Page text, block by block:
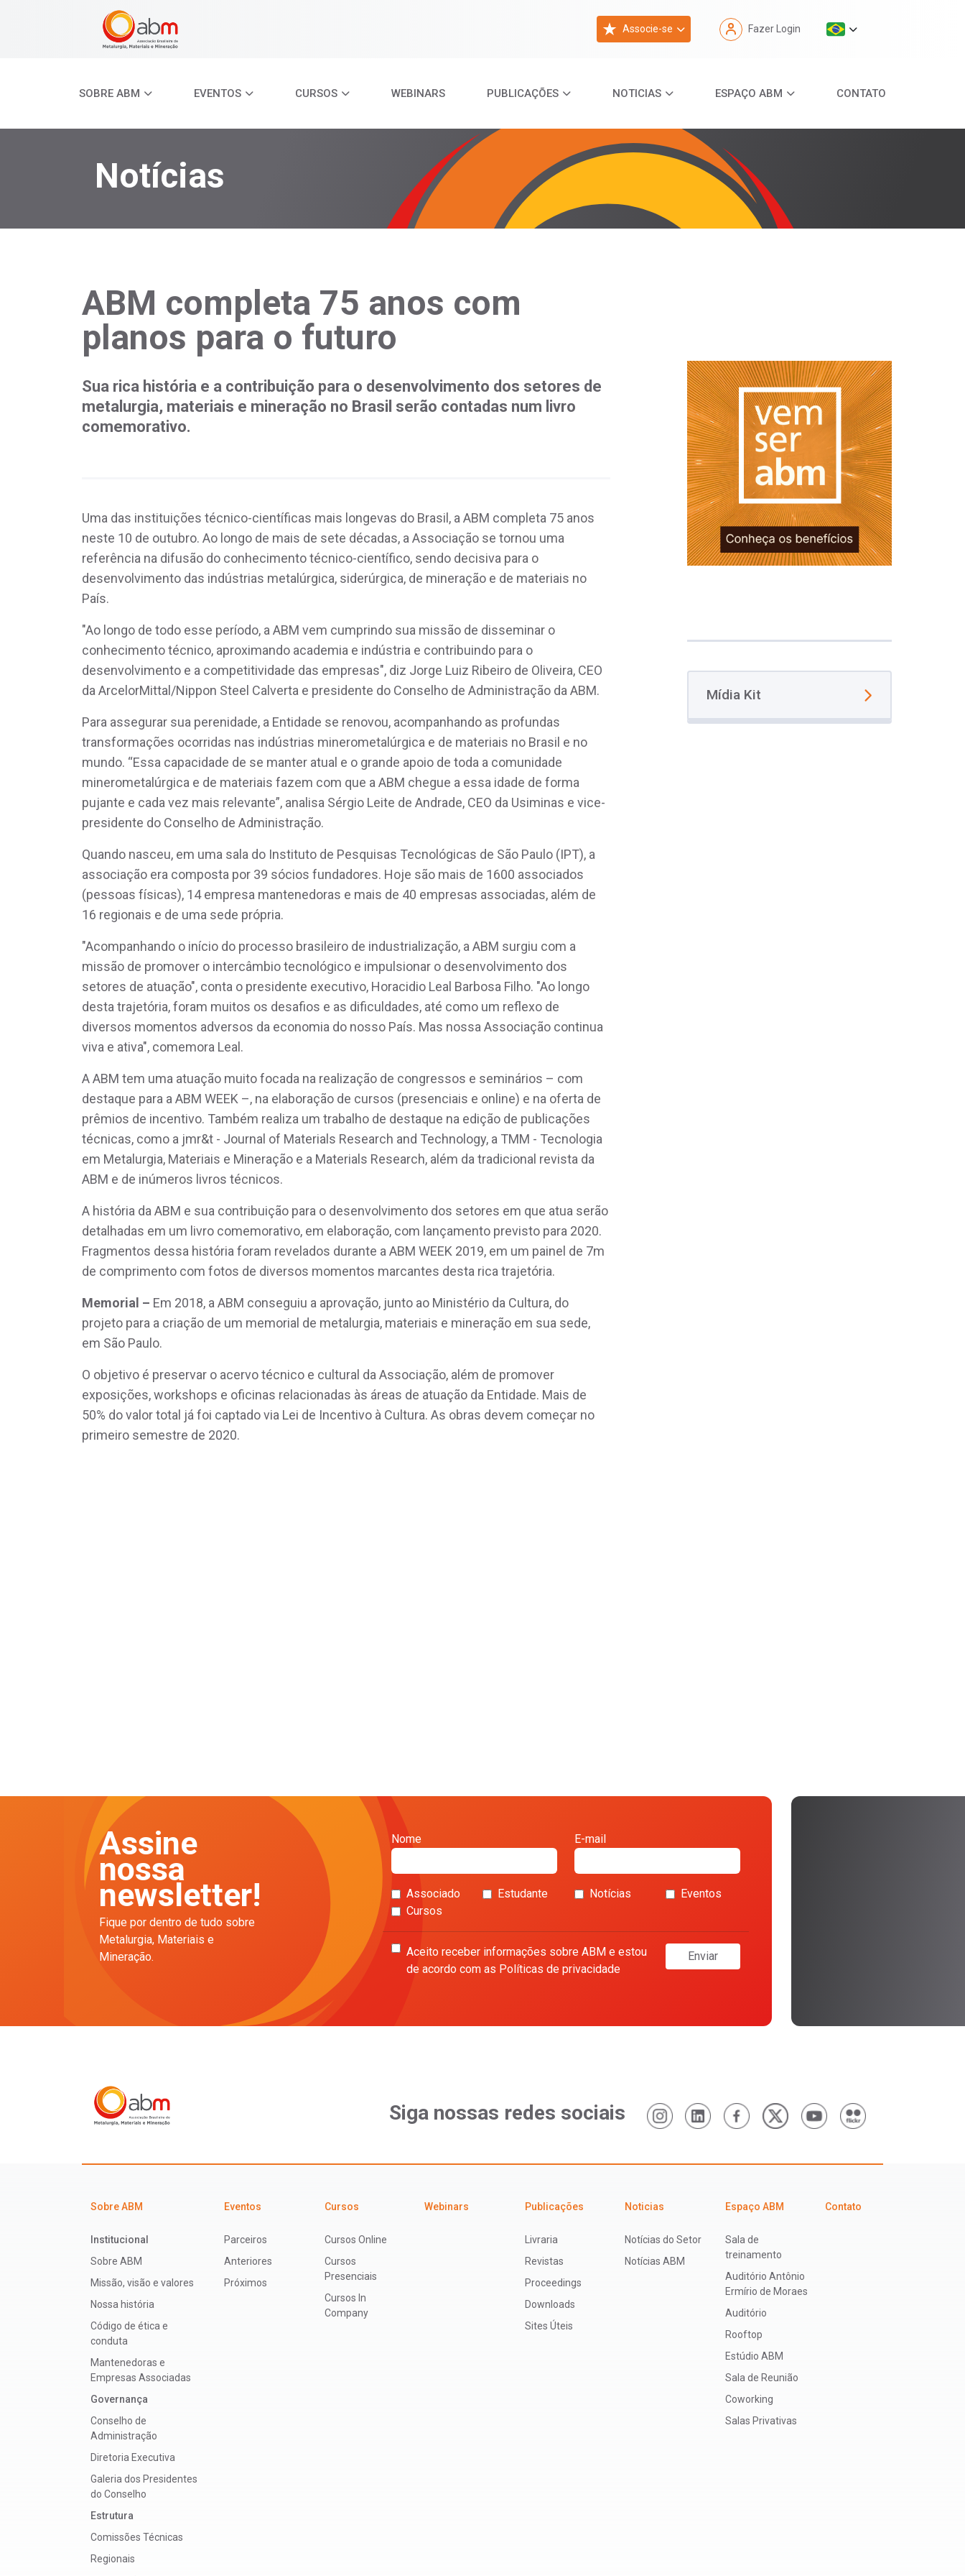
Associe-se Fazer Login
SOBRE ABM EVENTOS CURSOS WEBINARS PUBLICAÇÕES NOTICIAS ESPAÇO ABM CONTATO
Notícias
ABM completa 75 anos com
planos para o futuro
Sua rica história e a contribuição para o desenvolvimento dos setores de
metalurgia, materiais e mineração no Brasil serão contadas num livro
comemorativo.
Uma das instituições técnico-científicas mais longevas do Brasil, a ABM completa 75 anos
neste 10 de outubro. Ao longo de mais de sete décadas, a Associação se tornou uma
referência na difusão do conhecimento técnico-científico, sendo decisiva para o
desenvolvimento das indústrias metalúrgica, siderúrgica, de mineração e de materiais no
País.
"Ao longo de todo esse período, a ABM vem cumprindo sua missão de disseminar o
conhecimento técnico, aproximando academia e indústria e contribuindo para o
desenvolvimento e a competitividade das empresas", diz Jorge Luiz Ribeiro de Oliveira, CEO
da ArcelorMittal/Nippon Steel Calverta e presidente do Conselho de Administração da ABM.
Para assegurar sua perenidade, a Entidade se renovou, acompanhando as profundas
transformações ocorridas nas indústrias minerometalúrgica e de materiais no Brasil e no
mundo. “Essa capacidade de se manter atual e o grande apoio de toda a comunidade
minerometalúrgica e de materiais fazem com que a ABM chegue a essa idade de forma
pujante e cada vez mais relevante”, analisa Sérgio Leite de Andrade, CEO da Usiminas e vice-
presidente do Conselho de Administração.
Quando nasceu, em uma sala do Instituto de Pesquisas Tecnológicas de São Paulo (IPT), a
associação era composta por 39 sócios fundadores. Hoje são mais de 1600 associados
(pessoas físicas), 14 empresa mantenedoras e mais de 40 empresas associadas, além de
16 regionais e de uma sede própria.
"Acompanhando o início do processo brasileiro de industrialização, a ABM surgiu com a
missão de promover o intercâmbio tecnológico e impulsionar o desenvolvimento dos
setores de atuação", conta o presidente executivo, Horacidio Leal Barbosa Filho. "Ao longo
desta trajetória, foram muitos os desafios e as dificuldades, até como um reflexo de
diversos momentos adversos da economia do nosso País. Mas nossa Associação continua
viva e ativa", comemora Leal.
A ABM tem uma atuação muito focada na realização de congressos e seminários – com
destaque para a ABM WEEK –, na elaboração de cursos (presenciais e online) e na oferta de
prêmios de incentivo. Também realiza um trabalho de destaque na edição de publicações
técnicas, como a jmr&t - Journal of Materials Research and Technology, a TMM - Tecnologia
em Metalurgia, Materiais e Mineração e a Materials Research, além da tradicional revista da
ABM e de inúmeros livros técnicos.
A história da ABM e sua contribuição para o desenvolvimento dos setores em que atua serão
detalhadas em um livro comemorativo, em elaboração, com lançamento previsto para 2020.
Fragmentos dessa história foram revelados durante a ABM WEEK 2019, em um painel de 7m
de comprimento com fotos de diversos momentos marcantes desta rica trajetória.
Memorial – Em 2018, a ABM conseguiu a aprovação, junto ao Ministério da Cultura, do
projeto para a criação de um memorial de metalurgia, materiais e mineração em sua sede,
em São Paulo.
O objetivo é preservar o acervo técnico e cultural da Associação, além de promover
exposições, workshops e oficinas relacionadas às áreas de atuação da Entidade. Mais de
50% do valor total já foi captado via Lei de Incentivo à Cultura. As obras devem começar no
primeiro semestre de 2020.
Mídia Kit
Assine
nossa
newsletter!
Fique por dentro de tudo sobre
Metalurgia, Materiais e
Mineração.
Nome E-mail
Associado Estudante Notícias
Eventos
Cursos
Aceito receber informações sobre ABM e estou
de acordo com as Políticas de privacidade
Enviar
Siga nossas redes sociais
Sobre ABM
Institucional
Sobre ABM
Missão, visão e valores
Nossa história
Código de ética e
conduta
Mantenedoras e
Empresas Associadas
Governança
Conselho de
Administração
Diretoria Executiva
Galeria dos Presidentes
do Conselho
Estrutura
Comissões Técnicas
Regionais
Eventos
Parceiros
Anteriores
Próximos
Cursos
Cursos Online
Cursos
Presenciais
Cursos In
Company
Webinars Publicações
Livraria
Revistas
Proceedings
Downloads
Sites Úteis
Noticias
Notícias do Setor
Notícias ABM
Espaço ABM
Sala de
treinamento
Auditório Antônio
Ermírio de Moraes
Auditório
Rooftop
Estúdio ABM
Sala de Reunião
Coworking
Salas Privativas
Contato